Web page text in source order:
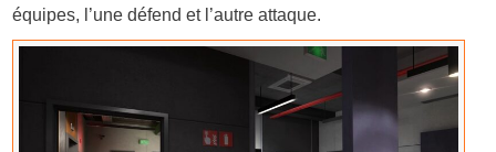
équipes, l’une défend et l’autre attaque.